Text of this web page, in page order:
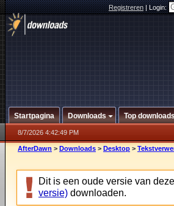
Registreren|Login:
Startpagina Downloads Top
8/7/2026 4:42:49 PM
AfterDawn > Downloads > Desktop >
Dit is een oude versie van
versie) downloaden.